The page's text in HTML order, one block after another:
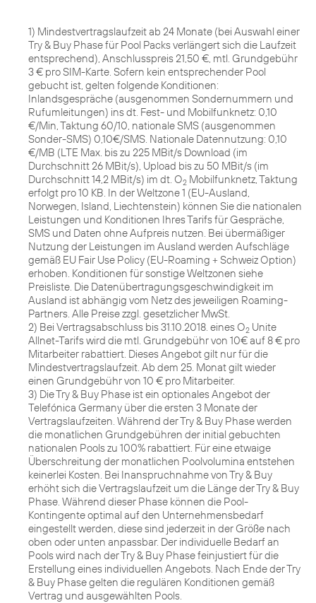
1) Mindestvertragslaufzeit ab 24 Monate (bei Auswahl einer
Try & Buy Phase für Pool Packs verlängert sich die Laufzeit
entsprechend), Anschlusspreis 21,50 €, mtl. Grundgebühr
3 € pro SIM-Karte. Sofern kein entsprechender Pool
gebucht ist, gelten folgende Konditionen:
Inlandsgespräche (ausgenommen Sondernummern und
Rufumleitungen) ins dt. Fest- und Mobilfunknetz: 0,10
€/Min, Taktung 60/10, nationale SMS (ausgenommen
Sonder-SMS) 0,10€/SMS. Nationale Datennutzung: 0,10
€/MB (LTE Max. bis zu 225 MBit/s Download (im
Durchschnitt 26 MBit/s), Upload bis zu 50 MBit/s (im
Durchschnitt 14,2 MBit/s) im dt. O2 Mobilfunknetz, Taktung
erfolgt pro 10 KB. In der Weltzone 1 (EU-Ausland,
Norwegen, Island, Liechtenstein) können Sie die nationalen
Leistungen und Konditionen Ihres Tarifs für Gespräche,
SMS und Daten ohne Aufpreis nutzen. Bei übermäßiger
Nutzung der Leistungen im Ausland werden Aufschläge
gemäß EU Fair Use Policy (EU-Roaming + Schweiz Option)
erhoben. Konditionen für sonstige Weltzonen siehe
Preisliste. Die Datenübertragungsgeschwindigkeit im
Ausland ist abhängig vom Netz des jeweiligen Roaming-
Partners. Alle Preise zzgl. gesetzlicher MwSt.
2) Bei Vertragsabschluss bis 31.10.2018. eines O2 Unite
Allnet-Tarifs wird die mtl. Grundgebühr von 10€ auf 8 € pro
Mitarbeiter rabattiert. Dieses Angebot gilt nur für die
Mindestvertragslaufzeit. Ab dem 25. Monat gilt wieder
einen Grundgebühr von 10 € pro Mitarbeiter.
3) Die Try & Buy Phase ist ein optionales Angebot der
Telefónica Germany über die ersten 3 Monate der
Vertragslaufzeiten. Während der Try & Buy Phase werden
die monatlichen Grundgebühren der initial gebuchten
nationalen Pools zu 100% rabattiert. Für eine etwaige
Überschreitung der monatlichen Poolvolumina entstehen
keinerlei Kosten. Bei Inanspruchnahme von Try & Buy
erhöht sich die Vertragslaufzeit um die Länge der Try & Buy
Phase. Während dieser Phase können die Pool-
Kontingente optimal auf den Unternehmensbedarf
eingestellt werden, diese sind jederzeit in der Größe nach
oben oder unten anpassbar. Der individuelle Bedarf an
Pools wird nach der Try & Buy Phase feinjustiert für die
Erstellung eines individuellen Angebots. Nach Ende der Try
& Buy Phase gelten die regulären Konditionen gemäß
Vertrag und ausgewählten Pools.